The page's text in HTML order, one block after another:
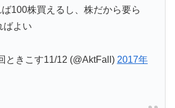
100株買えるし、株だから要ら
ばよい
ときこす11/12 (@AktFall) 2017年